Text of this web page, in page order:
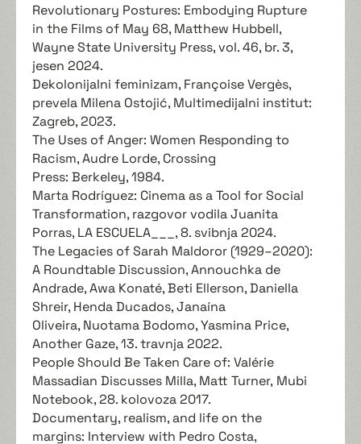
Revolutionary Postures: Embodying Rupture
in the Films of May 68, Matthew Hubbell,
Wayne State University Press, vol. 46, br. 3,
jesen 2024.
Dekolonijalni feminizam, Françoise Vergès,
prevela Milena Ostojić, Multimedijalni institut:
Zagreb, 2023.
The Uses of Anger: Women Responding to
Racism, Audre Lorde, Crossing
Press: Berkeley, 1984.
Marta Rodríguez: Cinema as a Tool for Social
Transformation, razgovor vodila Juanita
Porras, LA ESCUELA___, 8. svibnja 2024.
The Legacies of Sarah Maldoror (1929–2020):
A Roundtable Discussion, Annouchka de
Andrade, Awa Konaté, Beti Ellerson, Daniella
Shreir, Henda Ducados, Janaína
Oliveira, Nuotama Bodomo, Yasmina Price,
Another Gaze, 13. travnja 2022.
People Should Be Taken Care of: Valérie
Massadian Discusses Milla, Matt Turner, Mubi
Notebook, 28. kolovoza 2017.
Documentary, realism, and life on the
margins: Interview with Pedro Costa,